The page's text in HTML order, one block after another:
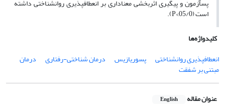
پسآزمون و پیگیری اثربخشی معناداری بر انعطاف‏پذیری روانشناختی داشته
است (05/0>P).
کلیدواژه‌ها
انعطاف‏پذیری روانشناختی
پسوریازیس درمان شناختی-رفتاری درمان
مبتنی بر شفقت
عنوان مقاله English